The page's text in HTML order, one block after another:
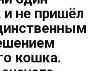
и не пришёл
кошка.